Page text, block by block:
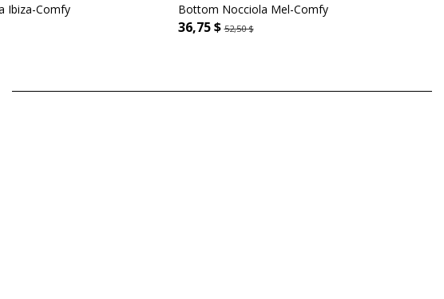
Ibiza-Comfy
Bottom Nocciola Mel-Comfy
36,75 $52,50 $